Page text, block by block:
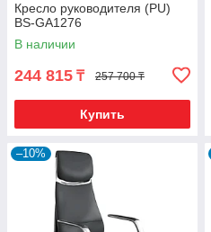
Кресло руководителя (PU)
BS-GA1276
В наличии
244 815 ₸ 257 700 ₸
Купить
–10%